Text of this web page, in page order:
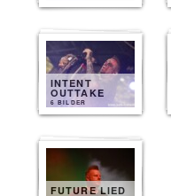
INTENT
OUTTAKE
6 BILDER
FUTURE LIED